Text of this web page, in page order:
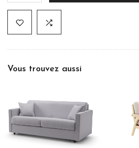
Vous trouvez aussi